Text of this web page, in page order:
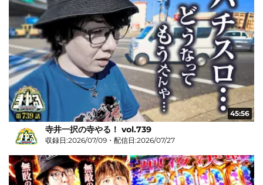
45:56
寺井一択の寺やる！ vol.739
収録日:2026/07/09・配信日:2026/07/27